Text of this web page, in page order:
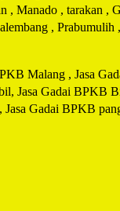
, Manado , tarakan ,
,
Malang , Jasa
Jasa Gadai BPKB
Gadai BPKB